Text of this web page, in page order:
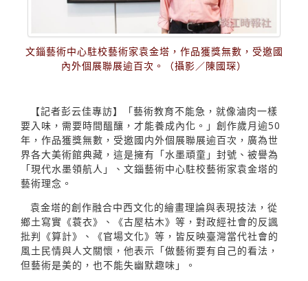
文錙藝術中心駐校藝術家袁金塔，作品獲獎無數，受邀國
內外個展聯展逾百次。（攝影／陳國琛）
【記者彭云佳專訪】「藝術教育不能急，就像滷肉一樣
要入味，需要時間醞釀，才能養成內化。」創作歲月逾50
年，作品獲獎無數，受邀國内外個展聯展逾百次，廣為世
界各大美術館典藏，這是擁有「水墨頑童」封號、被譽為
「現代水墨領航人」、文錙藝術中心駐校藝術家袁金塔的
藝術理念。
袁金塔的創作融合中西文化的繪畫理論與表現技法，從
鄉土寫實《蓑衣》、《古屋枯木》等，對政經社會的反諷
批判《算計》、《官場文化》等，皆反映臺灣當代社會的
風土民情與人文關懷，他表示「做藝術要有自己的看法，
但藝術是美的，也不能失幽默趣味」。